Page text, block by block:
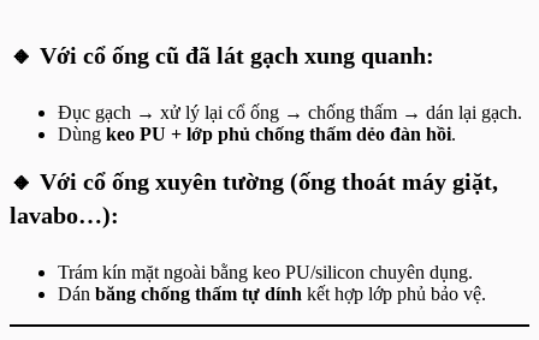
🔸 Với cổ ống cũ đã lát gạch xung quanh:
Đục gạch → xử lý lại cổ ống → chống thấm → dán lại gạch.
Dùng keo PU + lớp phủ chống thấm dẻo đàn hồi.
🔸 Với cổ ống xuyên tường (ống thoát máy giặt,
lavabo…):
Trám kín mặt ngoài bằng keo PU/silicon chuyên dụng.
Dán băng chống thấm tự dính kết hợp lớp phủ bảo vệ.